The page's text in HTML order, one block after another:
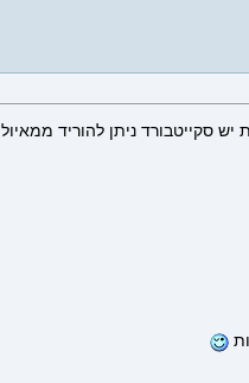
סקייטבורד ניתן להוריד ממאיול